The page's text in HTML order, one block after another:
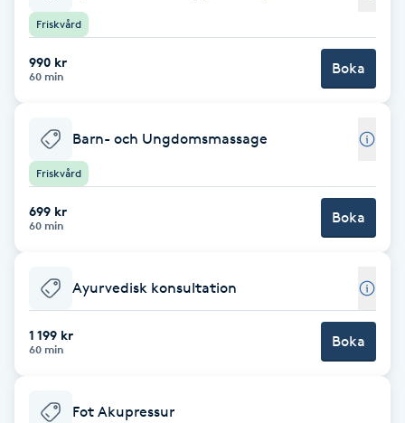
Cryoterapi
Damklippning
Dermapen
Extensions borttagning
Eyeliner-tatuering
Friskvård
990 kr
60 min Boka
Barn- och Ungdomsmassage
Friskvård
699 kr
60 min Boka
Ayurvedisk konsultation
1 199 kr
60 min Boka
Fot Akupressur